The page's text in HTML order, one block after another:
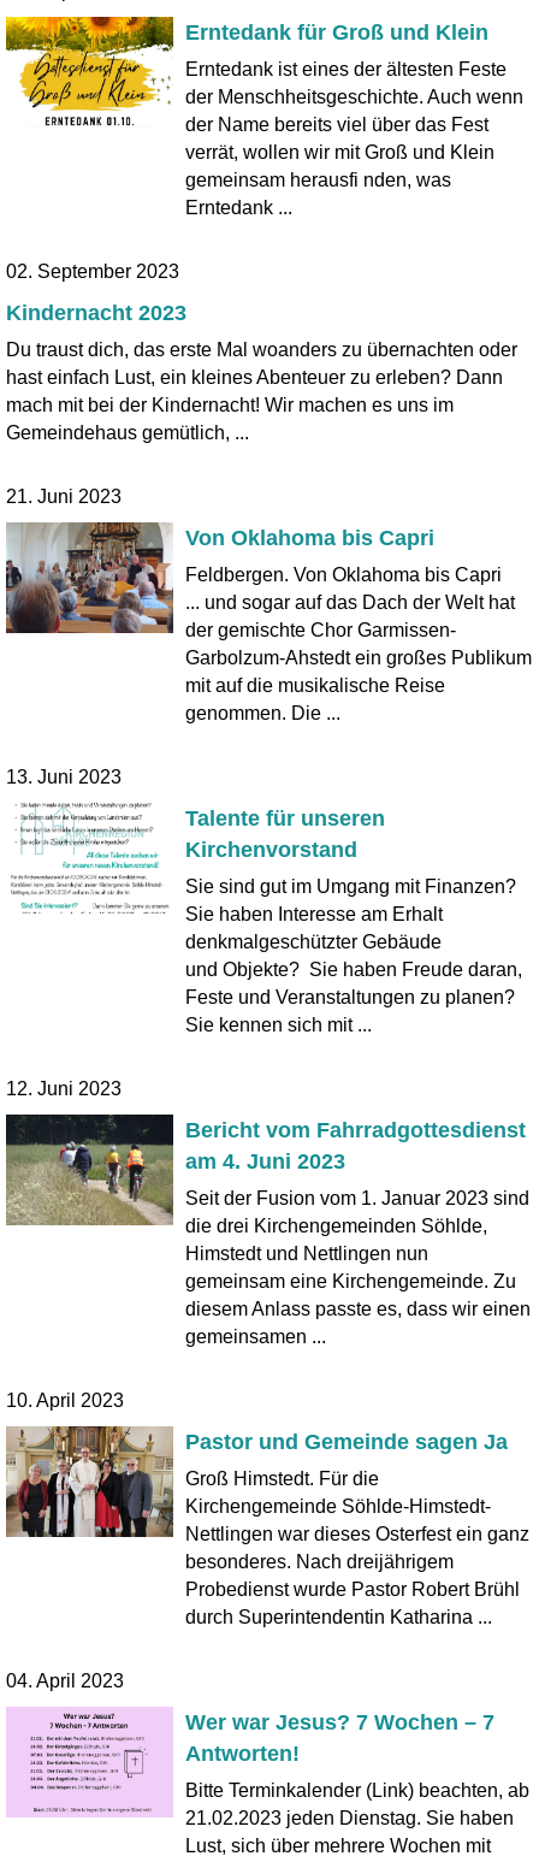
Erntedank für Groß und Klein
Erntedank ist eines der ältesten Feste
der Menschheitsgeschichte. Auch wenn
der Name bereits viel über das Fest
verrät, wollen wir mit Groß und Klein
gemeinsam herausfi nden, was
Erntedank ...
02. September 2023
Kindernacht 2023
Du traust dich, das erste Mal woanders zu übernachten oder
hast einfach Lust, ein kleines Abenteuer zu erleben? Dann
mach mit bei der Kindernacht! Wir machen es uns im
Gemeindehaus gemütlich, ...
21. Juni 2023
Von Oklahoma bis Capri
Feldbergen. Von Oklahoma bis Capri
... und sogar auf das Dach der Welt hat
der gemischte Chor Garmissen-
Garbolzum-Ahstedt ein großes Publikum
mit auf die musikalische Reise
genommen. Die ...
13. Juni 2023
Talente für unseren
Kirchenvorstand
Sie sind gut im Umgang mit Finanzen?
Sie haben Interesse am Erhalt
denkmalgeschützter Gebäude
und Objekte? Sie haben Freude daran,
Feste und Veranstaltungen zu planen?
Sie kennen sich mit ...
12. Juni 2023
Bericht vom Fahrradgottesdienst
am 4. Juni 2023
Seit der Fusion vom 1. Januar 2023 sind
die drei Kirchengemeinden Söhlde,
Himstedt und Nettlingen nun
gemeinsam eine Kirchengemeinde. Zu
diesem Anlass passte es, dass wir einen
gemeinsamen ...
10. April 2023
Pastor und Gemeinde sagen Ja
Groß Himstedt. Für die
Kirchengemeinde Söhlde-Himstedt-
Nettlingen war dieses Osterfest ein ganz
besonderes. Nach dreijährigem
Probedienst wurde Pastor Robert Brühl
durch Superintendentin Katharina ...
04. April 2023
Wer war Jesus? 7 Wochen – 7
Antworten!
Bitte Terminkalender (Link) beachten, ab
21.02.2023 jeden Dienstag. Sie haben
Lust, sich über mehrere Wochen mit